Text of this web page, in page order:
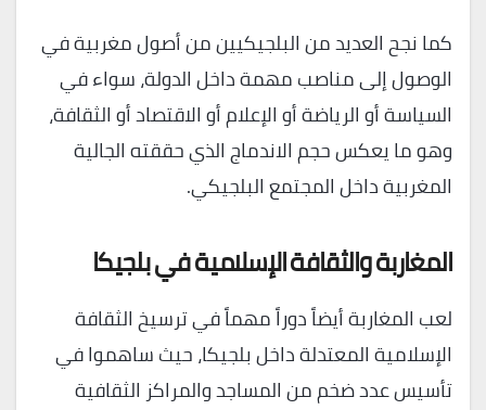
كما نجح العديد من البلجيكيين من أصول مغربية في
الوصول إلى مناصب مهمة داخل الدولة، سواء في
السياسة أو الرياضة أو الإعلام أو الاقتصاد أو الثقافة،
وهو ما يعكس حجم الاندماج الذي حققته الجالية
المغربية داخل المجتمع البلجيكي.
المغاربة والثقافة الإسلامية في بلجيكا
لعب المغاربة أيضاً دوراً مهماً في ترسيخ الثقافة
الإسلامية المعتدلة داخل بلجيكا، حيث ساهموا في
تأسيس عدد ضخم من المساجد والمراكز الثقافية